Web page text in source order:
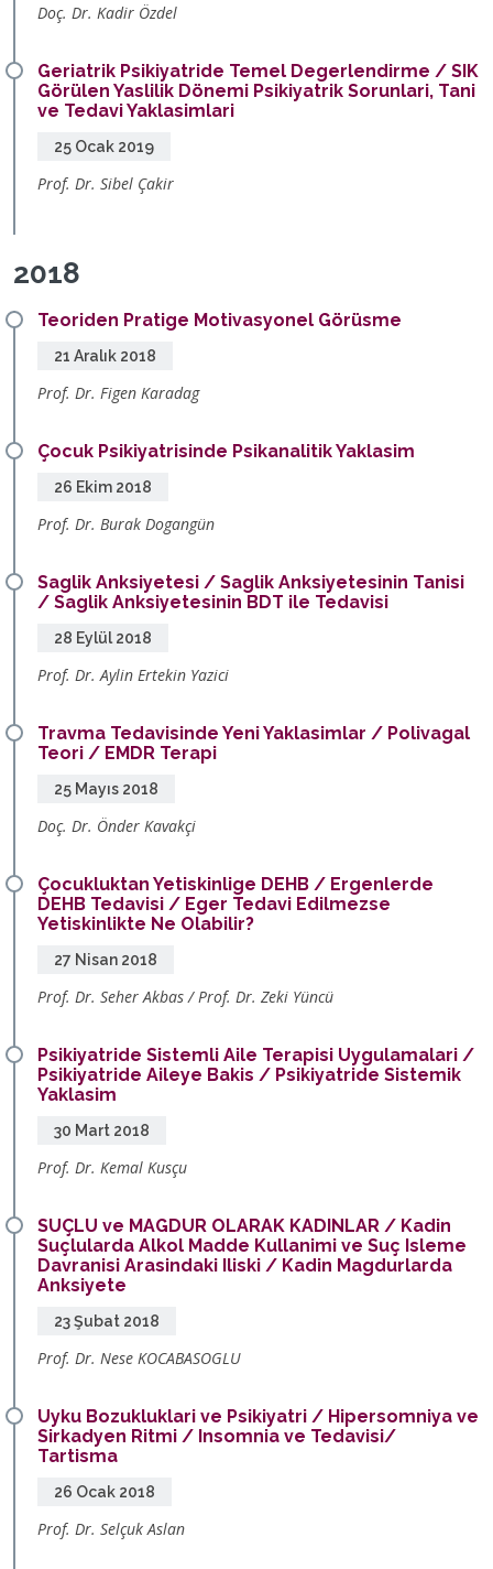
Doç. Dr. Kadir Özdel
Geriatrik Psikiyatride Temel Degerlendirme / SIK
Görülen Yaslilik Dönemi Psikiyatrik Sorunlari, Tani
ve Tedavi Yaklasimlari
25 Ocak 2019
Prof. Dr. Sibel Çakir
2018
Teoriden Pratige Motivasyonel Görüsme
21 Aralık 2018
Prof. Dr. Figen Karadag
Çocuk Psikiyatrisinde Psikanalitik Yaklasim
26 Ekim 2018
Prof. Dr. Burak Dogangün
Saglik Anksiyetesi / Saglik Anksiyetesinin Tanisi
/ Saglik Anksiyetesinin BDT ile Tedavisi
28 Eylül 2018
Prof. Dr. Aylin Ertekin Yazici
Travma Tedavisinde Yeni Yaklasimlar / Polivagal
Teori / EMDR Terapi
25 Mayıs 2018
Doç. Dr. Önder Kavakçi
Çocukluktan Yetiskinlige DEHB / Ergenlerde
DEHB Tedavisi / Eger Tedavi Edilmezse
Yetiskinlikte Ne Olabilir?
27 Nisan 2018
Prof. Dr. Seher Akbas / Prof. Dr. Zeki Yüncü
Psikiyatride Sistemli Aile Terapisi Uygulamalari /
Psikiyatride Aileye Bakis / Psikiyatride Sistemik
Yaklasim
30 Mart 2018
Prof. Dr. Kemal Kusçu
SUÇLU ve MAGDUR OLARAK KADINLAR / Kadin
Suçlularda Alkol Madde Kullanimi ve Suç Isleme
Davranisi Arasindaki Iliski / Kadin Magdurlarda
Anksiyete
23 Şubat 2018
Prof. Dr. Nese KOCABASOGLU
Uyku Bozukluklari ve Psikiyatri / Hipersomniya ve
Sirkadyen Ritmi / Insomnia ve Tedavisi/
Tartisma
26 Ocak 2018
Prof. Dr. Selçuk Aslan